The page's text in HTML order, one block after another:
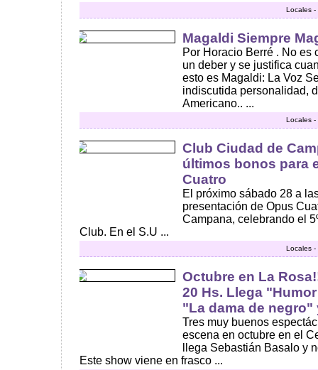
Locales
Magaldi Siempre
Por Horacio Berré . No es
un deber y se justifica
esto es Magaldi: La Voz
indiscutida personalidad,
Americano.. ...
Locales
Club Ciudad de
últimos bonos para
Cuatro
El próximo sábado 28 a
presentación de Opus
Campana, celebrando el
Club. En el S.U ...
Locales
Octubre en La
20 Hs. Llega
"La dama de
Tres muy buenos
escena en octubre en el
llega Sebastián Basalo y
Este show viene en frasco ...